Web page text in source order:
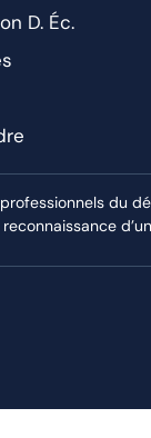
D. Éc.
professionnels du